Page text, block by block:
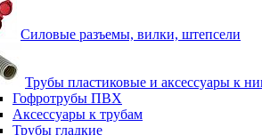
Силовые разъемы, вилки, штепсели
Трубы пластиковые и аксессуары к
Гофротрубы ПВХ
Аксессуары к трубам
Трубы гладкие